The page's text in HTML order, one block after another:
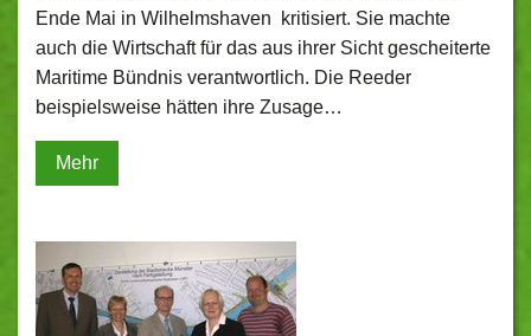
Ende Mai in Wilhelmshaven kritisiert. Sie machte
auch die Wirtschaft für das aus ihrer Sicht gescheiterte
Maritime Bündnis verantwortlich. Die Reeder
beispielsweise hätten ihre Zusage…
Mehr